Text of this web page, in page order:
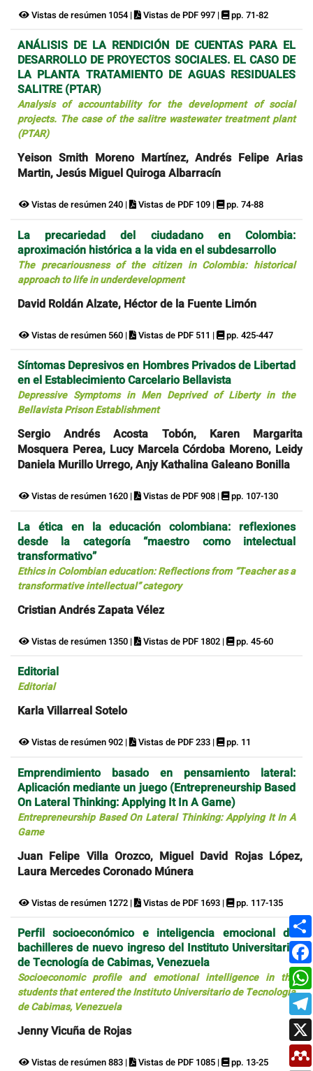
Vistas de resúmen 1054 | Vistas de PDF 997 | pp. 71-82
ANÁLISIS DE LA RENDICIÓN DE CUENTAS PARA EL
DESARROLLO DE PROYECTOS SOCIALES. EL CASO DE
LA PLANTA TRATAMIENTO DE AGUAS RESIDUALES
SALITRE (PTAR)
Analysis of accountability for the development of social
projects. The case of the salitre wastewater treatment plant
(PTAR)
Yeison Smith Moreno Martínez, Andrés Felipe Arias
Martin, Jesús Miguel Quiroga Albarracín
Vistas de resúmen 240 | Vistas de PDF 109 | pp. 74-88
La precariedad del ciudadano en Colombia:
aproximación histórica a la vida en el subdesarrollo
The precariousness of the citizen in Colombia: historical
approach to life in underdevelopment
David Roldán Alzate, Héctor de la Fuente Limón
Vistas de resúmen 560 | Vistas de PDF 511 | pp. 425-447
Síntomas Depresivos en Hombres Privados de Libertad
en el Establecimiento Carcelario Bellavista
Depressive Symptoms in Men Deprived of Liberty in the
Bellavista Prison Establishment
Sergio Andrés Acosta Tobón, Karen Margarita
Mosquera Perea, Lucy Marcela Córdoba Moreno, Leidy
Daniela Murillo Urrego, Anjy Kathalina Galeano Bonilla
Vistas de resúmen 1620 | Vistas de PDF 908 | pp. 107-130
La ética en la educación colombiana: reflexiones
desde la categoría “maestro como intelectual
transformativo”
Ethics in Colombian education: Reflections from “Teacher as a
transformative intellectual” category
Cristian Andrés Zapata Vélez
Vistas de resúmen 1350 | Vistas de PDF 1802 | pp. 45-60
Editorial
Editorial
Karla Villarreal Sotelo
Vistas de resúmen 902 | Vistas de PDF 233 | pp. 11
Emprendimiento basado en pensamiento lateral:
Aplicación mediante un juego (Entrepreneurship Based
On Lateral Thinking: Applying It In A Game)
Entrepreneurship Based On Lateral Thinking: Applying It In A
Game
Juan Felipe Villa Orozco, Miguel David Rojas López,
Laura Mercedes Coronado Múnera
Vistas de resúmen 1272 | Vistas de PDF 1693 | pp. 117-135
Perfil socioeconómico e inteligencia emocional de
bachilleres de nuevo ingreso del Instituto Universitario
de Tecnología de Cabimas, Venezuela
Socioeconomic profile and emotional intelligence in the
students that entered the Instituto Universitario de Tecnología
de Cabimas, Venezuela
Jenny Vicuña de Rojas
Vistas de resúmen 883 | Vistas de PDF 1085 | pp. 13-25